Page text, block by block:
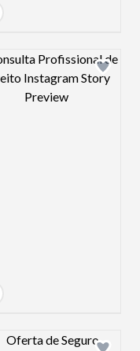
Design preview
Design preview